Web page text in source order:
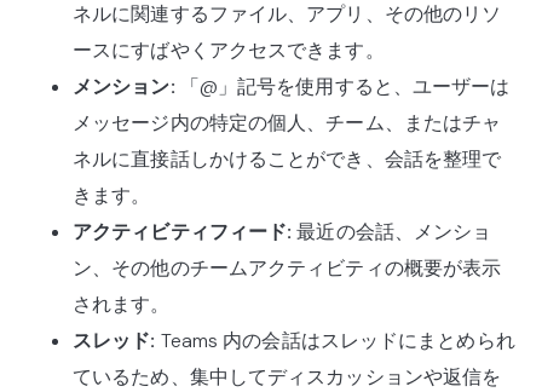
ネルに関連するファイル、アプリ、その他のリソ
ースにすばやくアクセスできます。
メンション: 「@」記号を使用すると、ユーザーは
メッセージ内の特定の個人、チーム、またはチャ
ネルに直接話しかけることができ、会話を整理で
きます。
アクティビティフィード: 最近の会話、メンショ
ン、その他のチームアクティビティの概要が表示
されます。
スレッド: Teams 内の会話はスレッドにまとめられ
ているため、集中してディスカッションや返信を